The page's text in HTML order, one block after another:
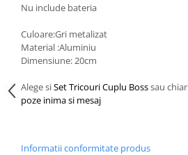
Nu include bateria
Culoare:Gri metalizat
Material :Aluminiu
Dimensiune: 20cm
Alege siSet Tricouri Cuplu Bosssau chiar
poze inima si mesaj
Informatii conformitate produs